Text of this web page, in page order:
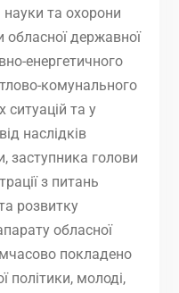
науки та охорони
обласної державної
енергетичного
комунального
ситуацій та у
наслідків
заступника голови
з питань
розвитку
обласної
покладено
політики, молоді,